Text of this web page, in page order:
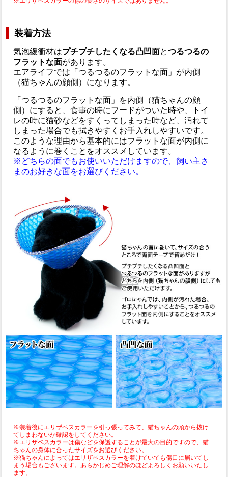
装着方法
気泡緩衝材はプチプチしたくなる凸凹面とつるつるの
フラットな面があります。
エアライフでは「つるつるのフラットな面」が内側
（猫ちゃんの顔側）になります。
「つるつるのフラットな面」を内側（猫ちゃんの顔
側）にすると、食事の時にフードがついた時や、トイ
レの時に猫砂などをすくってしまった時など、汚れて
しまった場合でも拭きやすくお手入れしやすいです。
このような理由から基本的にはフラットな面が内側に
なるように巻くことをオススメしています。
※どちらの面でもお使いいただけますので、飼い主さ
まのお好きな面をお選びください。
※装着後にエリザベスカラーを引っ張ってみて、猫ちゃんの頭から抜け
てしまわないか確認をしてください。
※エリザベスカラーは傷などを保護することが最大の目的ですので、猫
ちゃんの身体に合ったサイズをお選びください。
※猫ちゃんによってはエリザベスカラーを着けていても傷口に届いてし
まう場合もございます。あらかじめご理解のほどよろしくお願いいたし
ます。